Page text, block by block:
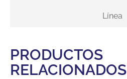
Línea
PRODUCTOS
RELACIONADOS